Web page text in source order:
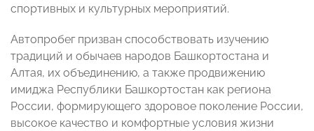
спортивных и культурных мероприятий.
Автопробег призван способствовать изучению
традиций и обычаев народов Башкортостана и
Алтая, их объединению, а также продвижению
имиджа Республики Башкортостан как региона
России, формирующего здоровое поколение России,
высокое качество и комфортные условия жизни